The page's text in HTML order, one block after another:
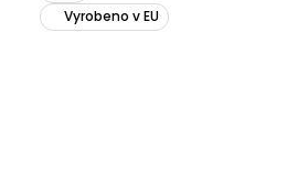
Vyrobeno v EU